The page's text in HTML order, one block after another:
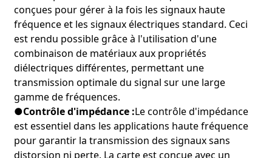
conçues pour gérer à la fois les signaux haute
fréquence et les signaux électriques standard. Ceci
est rendu possible grâce à l'utilisation d'une
combinaison de matériaux aux propriétés
diélectriques différentes, permettant une
transmission optimale du signal sur une large
gamme de fréquences.
●Contrôle d'impédance :Le contrôle d'impédance
est essentiel dans les applications haute fréquence
pour garantir la transmission des signaux sans
distorsion ni perte. La carte est conçue avec un
l'électronique grand public exigeant des performances
élevées dans un format réduit.
●Applications :Smartphones, tablettes, objets connectés et
appareils domotiques.
●Avantages:Améliore la fonctionnalité et la fiabilité des
appareils électroniques grand public, optimisant ainsi
l'expérience utilisateur.
8. Appareils IoT (Internet des objets) :
●Description: La capacité de la carte à gérer des données à
haut débit et sa durabilité la rendent adaptée aux
appareils IoT qui nécessitent une connectivité et des